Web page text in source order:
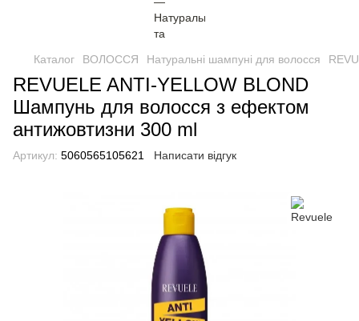
Каталог ВОЛОССЯ Натуральні шампуні для волосся
REVUELE ANTI-YELLOW BLOND
Шампунь для волосся з ефектом
антижовтизни 300 ml
Артикул: 5060565105621 Написати відгук